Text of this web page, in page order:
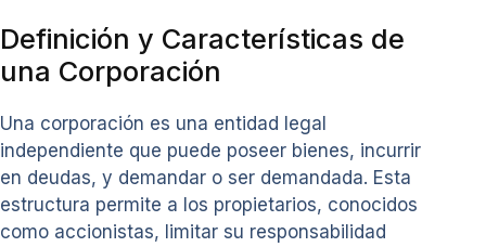
Definición y Características de
una Corporación
Una corporación es una entidad legal
independiente que puede poseer bienes, incurrir
en deudas, y demandar o ser demandada. Esta
estructura permite a los propietarios, conocidos
como accionistas, limitar su responsabilidad